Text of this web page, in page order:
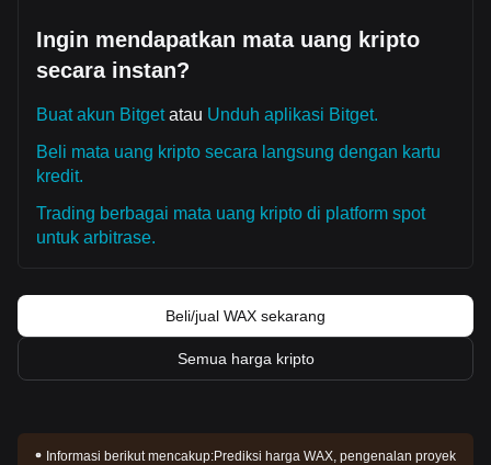
Ingin mendapatkan mata uang kripto
secara instan?
Buat akun Bitgetatau Unduh aplikasi Bitget.
Beli mata uang kripto secara langsung dengan kartu
kredit.
Trading berbagai mata uang kripto di platform spot
untuk arbitrase.
Beli/jual WAX sekarang
Semua harga kripto
Informasi berikut mencakup:Prediksi harga WAX, pengenalan proyek